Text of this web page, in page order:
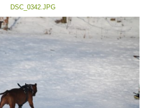
DSC_0342.JPG